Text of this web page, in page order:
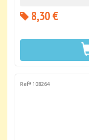
8,30 €
Refª 108264